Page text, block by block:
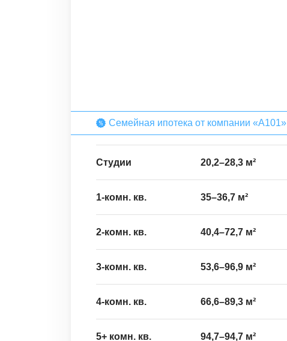
Семейная ипотека от компании «А101»
Студии 20,2–28,3 м²
1-комн. кв. 35–36,7 м²
2-комн. кв. 40,4–72,7 м²
3-комн. кв. 53,6–96,9 м²
4-комн. кв. 66,6–89,3 м²
5+ комн. кв. 94,7–94,7 м²